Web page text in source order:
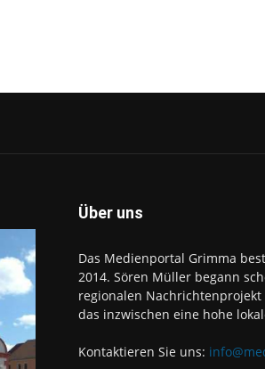
Über uns
Das Medienportal Grimma
2014. Sören Müller begann
regionalen
das inzwischen eine hohe
Kontaktieren Sie uns: